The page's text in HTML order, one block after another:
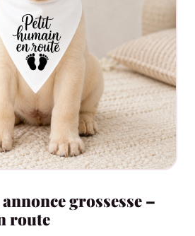
grossesse –
route